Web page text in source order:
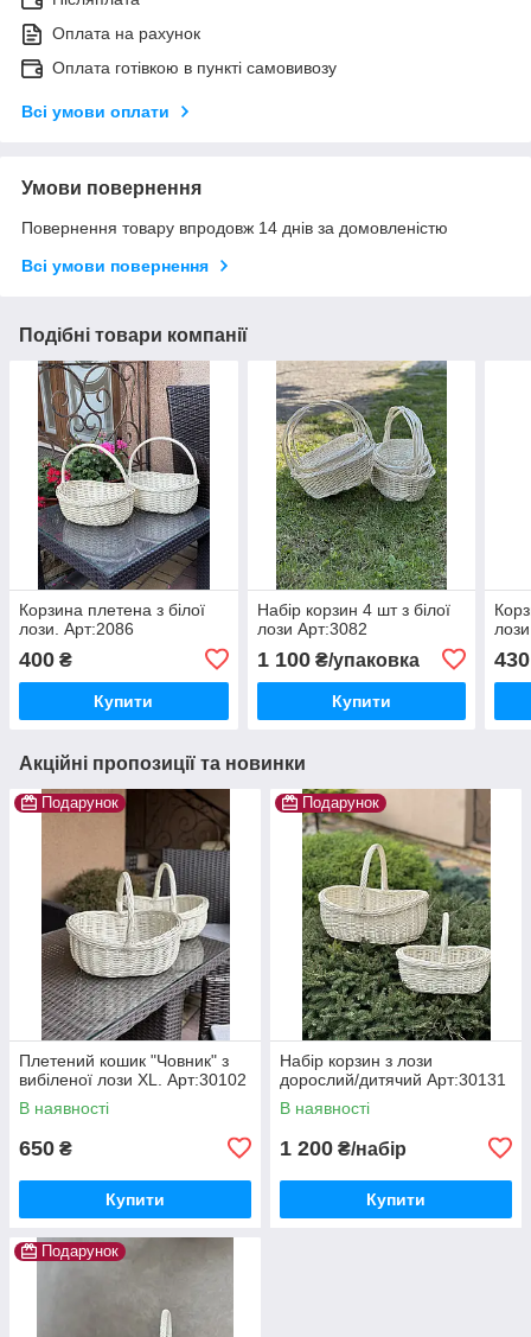
Оплата на рахунок
Оплата готівкою в пункті самовивозу
Всі умови оплати
Умови повернення
Повернення товару впродовж 14 днів за домовленістю
Всі умови повернення
Подібні товари компанії
Корзина плетена з білої
лози. Арт:2086
400 ₴
Купити
Набір корзин 4 шт з білої
лози Арт:3082
1 100₴/упаковка
Купити
430
Акційні пропозиції та новинки
Подарунок
Плетений кошик "Човник" з
вибіленої лози XL. Арт:30102
В наявності
650 ₴
Купити
Подарунок
Набір корзин з лози
дорослий/дитячий Арт:30131
В наявності
1 200 ₴/набір
Купити
Подарунок